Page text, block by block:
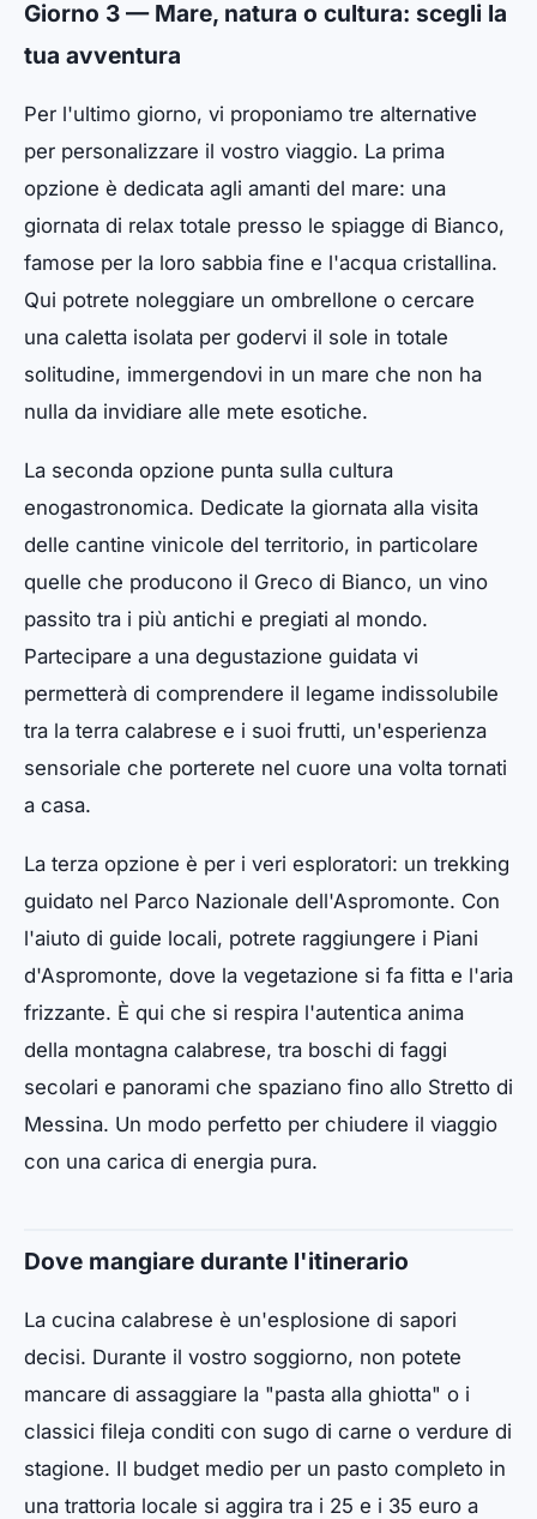
Giorno 3 — Mare, natura o cultura: scegli la
tua avventura
Per l'ultimo giorno, vi proponiamo tre alternative
per personalizzare il vostro viaggio. La prima
opzione è dedicata agli amanti del mare: una
giornata di relax totale presso le spiagge di Bianco,
famose per la loro sabbia fine e l'acqua cristallina.
Qui potrete noleggiare un ombrellone o cercare
una caletta isolata per godervi il sole in totale
solitudine, immergendovi in un mare che non ha
nulla da invidiare alle mete esotiche.
La seconda opzione punta sulla cultura
enogastronomica. Dedicate la giornata alla visita
delle cantine vinicole del territorio, in particolare
quelle che producono il Greco di Bianco, un vino
passito tra i più antichi e pregiati al mondo.
Partecipare a una degustazione guidata vi
permetterà di comprendere il legame indissolubile
tra la terra calabrese e i suoi frutti, un'esperienza
sensoriale che porterete nel cuore una volta tornati
a casa.
La terza opzione è per i veri esploratori: un trekking
guidato nel Parco Nazionale dell'Aspromonte. Con
l'aiuto di guide locali, potrete raggiungere i Piani
d'Aspromonte, dove la vegetazione si fa fitta e l'aria
frizzante. È qui che si respira l'autentica anima
della montagna calabrese, tra boschi di faggi
secolari e panorami che spaziano fino allo Stretto di
Messina. Un modo perfetto per chiudere il viaggio
con una carica di energia pura.
Dove mangiare durante l'itinerario
La cucina calabrese è un'esplosione di sapori
decisi. Durante il vostro soggiorno, non potete
mancare di assaggiare la "pasta alla ghiotta" o i
classici fileja conditi con sugo di carne o verdure di
stagione. Il budget medio per un pasto completo in
una trattoria locale si aggira tra i 25 e i 35 euro a